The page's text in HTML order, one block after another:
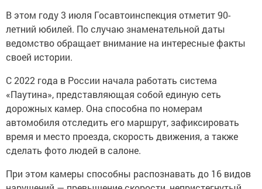
В этом году 3 июля Госавтоинспекция отметит 90-
летний юбилей. По случаю знаменательной даты
ведомство обращает внимание на интересные факты
своей истории.
С 2022 года в России начала работать система
«Паутина», представляющая собой единую сеть
дорожных камер. Она способна по номерам
автомобиля отследить его маршрут, зафиксировать
время и место проезда, скорость движения, а также
сделать фото людей в салоне.
При этом камеры способны распознавать до 16 видов